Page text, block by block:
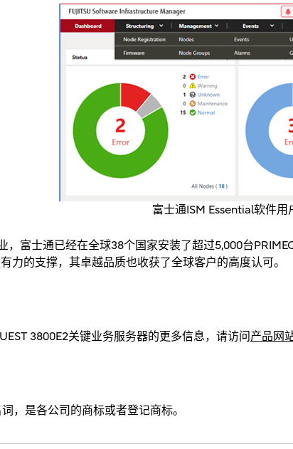
富士通ISM Essential软件用
，富士通已经在全球38个国家安装了超过5,000台
力的支撑，其卓越品质也收获了全球客户的高度认可。
3800E2关键业务服务器的更多信息，请访问 产品网
，是各公司的商标或者登记商标。